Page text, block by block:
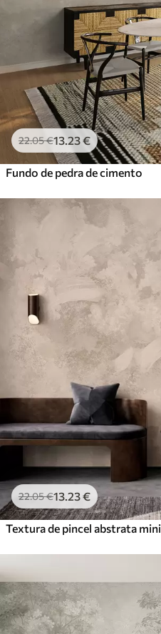
.00€/m²
Vinil Premium
65.0039.00€/m²
Peel and Stick
81.6749.00€/m²
22.05€13 .23€
Fundo de pedra de cimento
22.05€13 .23€